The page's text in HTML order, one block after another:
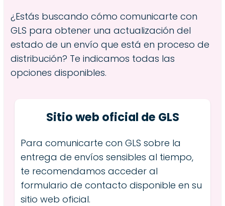
¿Estás buscando cómo comunicarte con
GLS para obtener una actualización del
estado de un envío que está en proceso de
distribución? Te indicamos todas las
opciones disponibles.
Sitio web oficial de GLS
Para comunicarte con GLS sobre la
entrega de envíos sensibles al tiempo,
te recomendamos acceder al
formulario de contacto disponible en su
sitio web oficial.